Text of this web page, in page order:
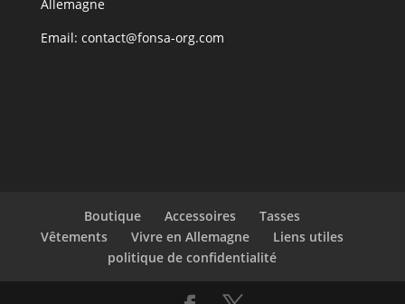
Allemagne
Email: contact@fonsa-org.com
Boutique Accessoires
Tasses
Vêtements
Vivre en Allemagne
Liens utiles
politique de confidentialité